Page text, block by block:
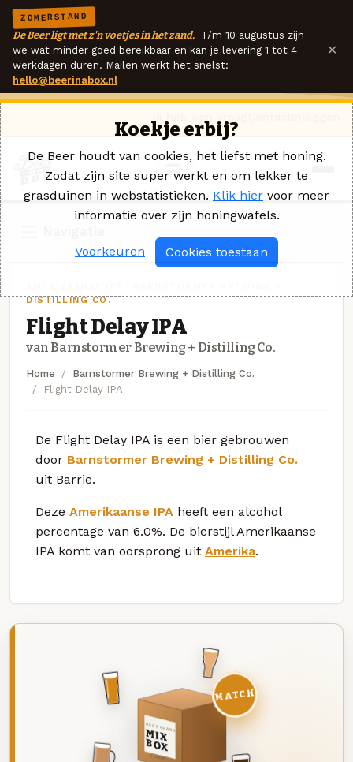
ZOMERSTAND
De Beer ligt met z'n voetjes in het zand. T/m 10 augustus zijn
we wat minder goed bereikbaar en kan je levering 1 tot 4
werkdagen duren. Mailen werkt het snelst:
hello@beerinabox.nl
×
DISTILLING CO.
Flight Delay IPA
van Barnstormer Brewing + Distilling Co.
Home
Barnstormer Brewing + Distilling Co.
Flight Delay IPA
De Flight Delay IPA is een bier gebrouwen
door Barnstormer Brewing + Distilling Co.
uit Barrie.
Deze Amerikaanse IPA heeft een alcohol
percentage van 6.0%. De bierstijl Amerikaanse
IPA komt van oorsprong uit Amerika.
DEZE MAAND
MIX
BOX
8 BIEREN
MATCH
Koekje erbij?
De Beer houdt van cookies, het liefst met honing.
Zodat zijn site super werkt en om lekker te
grasduinen in webstatistieken. Klik hier voor meer
informatie over zijn honingwafels.
Voorkeuren Cookies toestaan